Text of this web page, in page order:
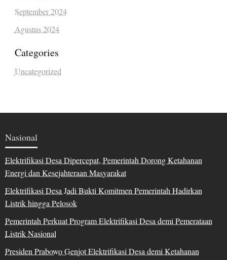
September 2024
Agustus 2024
Categories
Uncategorized
Nasional
Elektrifikasi Desa Dipercepat, Pemerintah Dorong Ketahanan
Energi dan Kesejahteraan Masyarakat
Elektrifikasi Desa Jadi Bukti Komitmen Pemerintah Hadirkan
Listrik hingga Pelosok
Pemerintah Perkuat Program Elektrifikasi Desa demi Pemerataan
Listrik Nasional
Presiden Prabowo Genjot Elektrifikasi Desa demi Ketahanan